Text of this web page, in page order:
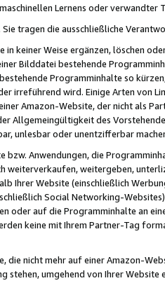
Lernens oder
. Sie tragen die ausschließliche
in keiner Weise ergänzen, löschen
Bilddatei bestehende
Programminhalte so
irreführend wird. Einige Arten von
Amazon-Website, der nicht als
Allgemeingültigkeit des
unlesbar oder unentzifferbar
bzw. Anwendungen, die
weiterverkaufen, weitergeben,
Ihrer Website (einschließlich
Social Networking-
oder auf die Programminhalte an
keine mit Ihrem Partner-Tag
die nicht mehr auf einer Amazon-
stehen, umgehend von Ihrer